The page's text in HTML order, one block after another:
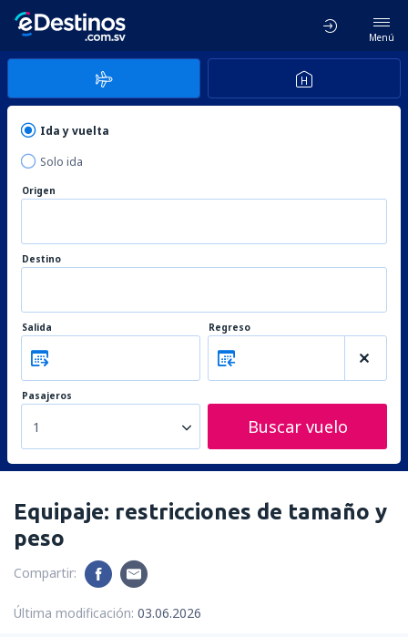
Menú
Ida y vuelta
Solo ida
Origen
Destino
Salida Regreso
Pasajeros
1 Buscar vuelo
Equipaje: restricciones de tamaño y
peso
Compartir:
Última modificación: 03.06.2026